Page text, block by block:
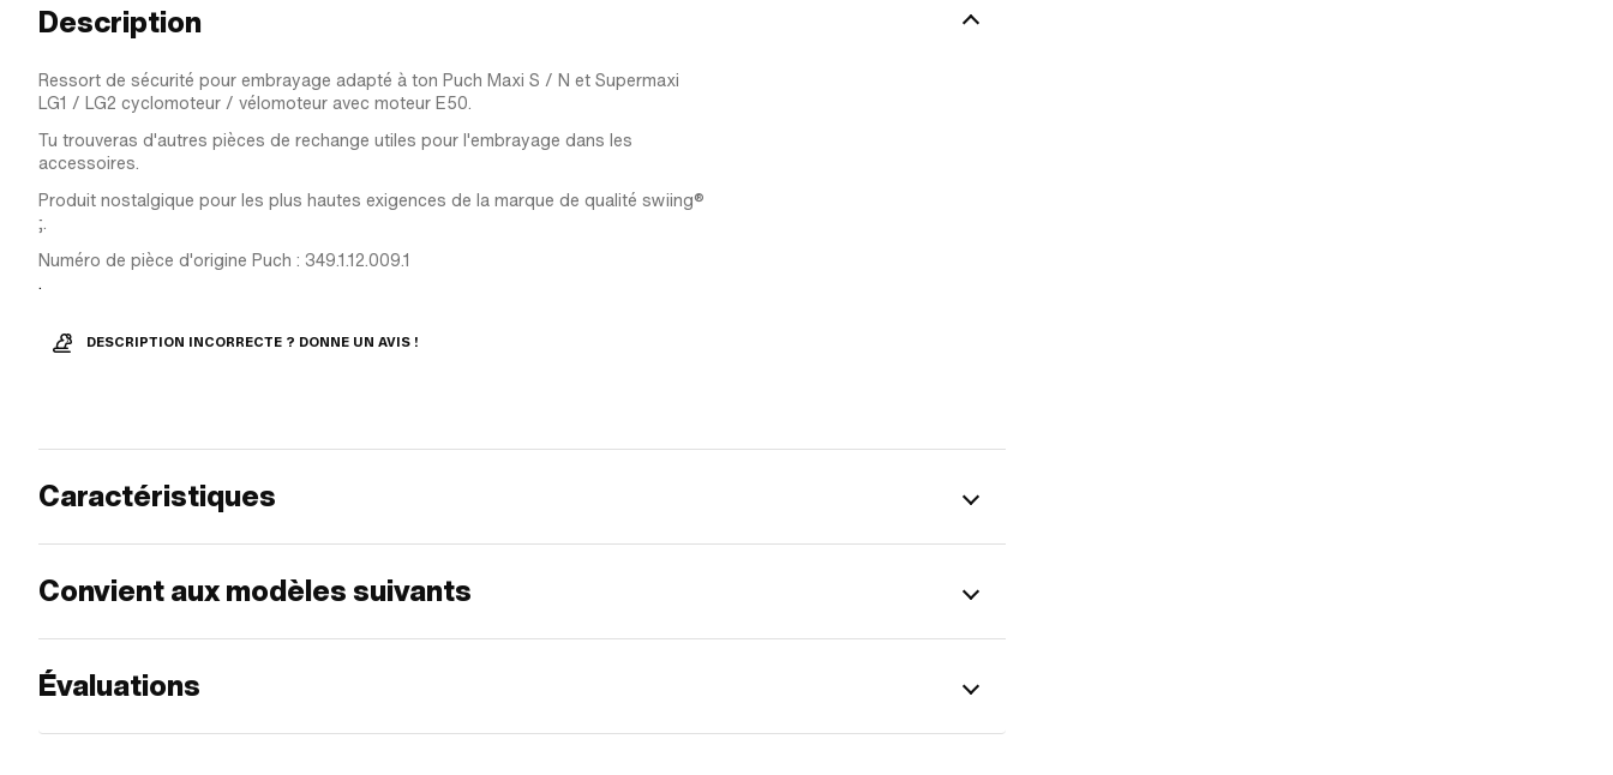
Description
Ressort de sécurité pour embrayage adapté à ton Puch Maxi S / N et Supermaxi
LG1 / LG2 cyclomoteur / vélomoteur avec moteur E50.
Tu trouveras d'autres pièces de rechange utiles pour l'embrayage dans les
accessoires.
Produit nostalgique pour les plus hautes exigences de la marque de qualité swiing®
;.
Numéro de pièce d'origine Puch : 349.1.12.009.1
.
DESCRIPTION INCORRECTE ? DONNE UN AVIS !
Caractéristiques
Convient aux modèles suivants
Évaluations